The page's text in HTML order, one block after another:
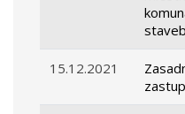
15.12.2021